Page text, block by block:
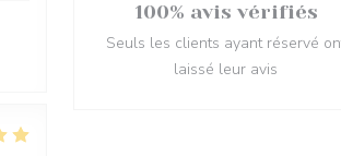
100% avis vérifiés
Seuls les clients ayant réservé
laissé leur avis